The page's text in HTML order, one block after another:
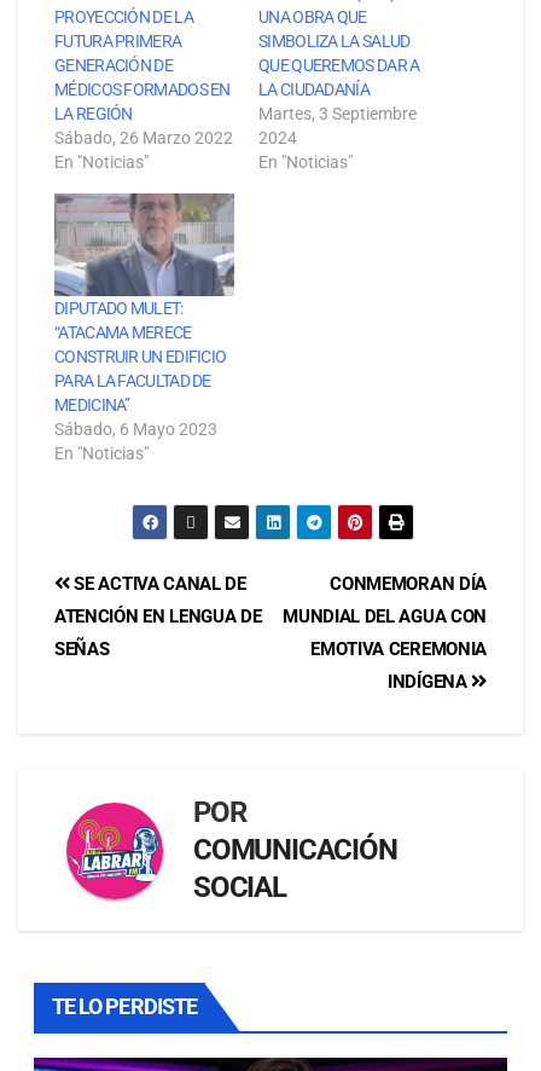
PROYECCIÓN DE LA
FUTURA PRIMERA
GENERACIÓN DE
MÉDICOS FORMADOS EN
LA REGIÓN
Sábado, 26 Marzo 2022
En "Noticias"
UNA OBRA QUE
SIMBOLIZA LA SALUD
QUE QUEREMOS DAR A
LA CIUDADANÍA
Martes, 3 Septiembre
2024
En "Noticias"
DIPUTADO MULET:
“ATACAMA MERECE
CONSTRUIR UN EDIFICIO
PARA LA FACULTAD DE
MEDICINA”
Sábado, 6 Mayo 2023
En "Noticias"
CONMEMORAN DÍA
MUNDIAL DEL AGUA CON
EMOTIVA CEREMONIA
INDÍGENA
SE ACTIVA CANAL DE
ATENCIÓN EN LENGUA DE
SEÑAS
POR
COMUNICACIÓN
SOCIAL
TE LO PERDISTE